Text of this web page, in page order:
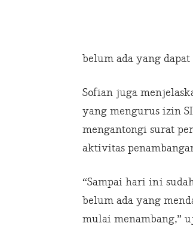
belum ada yang
Sofian juga
yang mengurus izin
mengantongi surat
aktivitas
“Sampai hari ini
belum ada yang
mulai menambang,”